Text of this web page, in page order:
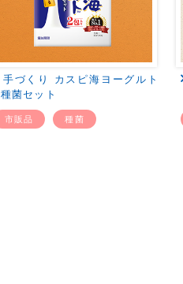
手づくり カスピ海ヨーグルト
種菌セット
市販品 種菌